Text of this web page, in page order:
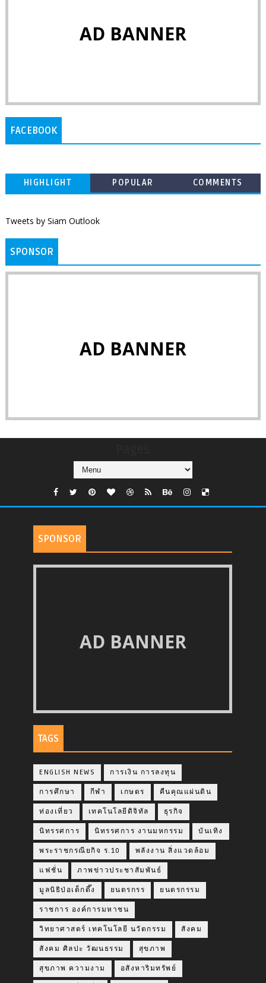
AD BANNER
FACEBOOK
HIGHLIGHT POPULAR COMMENTS
Tweets by Siam Outlook
SPONSOR
AD BANNER
SPONSOR
AD BANNER
TAGS
ENGLISH NEWS การเงิน การลงทุน
การศึกษา กีฬา เกษตร คืนคุณแผ่นดิน
ท่องเที่ยว เทคโนโลยีดิจิทัล ธุรกิจ
นิทรรศการ นิทรรศการ งานมหกรรม บันเทิง
พระราชกรณียกิจ ร.10 พลังงาน สิ่งแวดล้อม
แฟชั่น ภาพข่าวประชาสัมพันธ์
มูลนิธิป่อเต็กตึ๊ง ยนตรกรร ยนตรกรรม
ราชการ องค์การมหาชน
วิทยาศาสตร์ เทคโนโลยี นวัตกรรม สังคม
สังคม ศิลปะ วัฒนธรรม สุขภาพ
สุขภาพ ความงาม อสังหาริมทรัพย์